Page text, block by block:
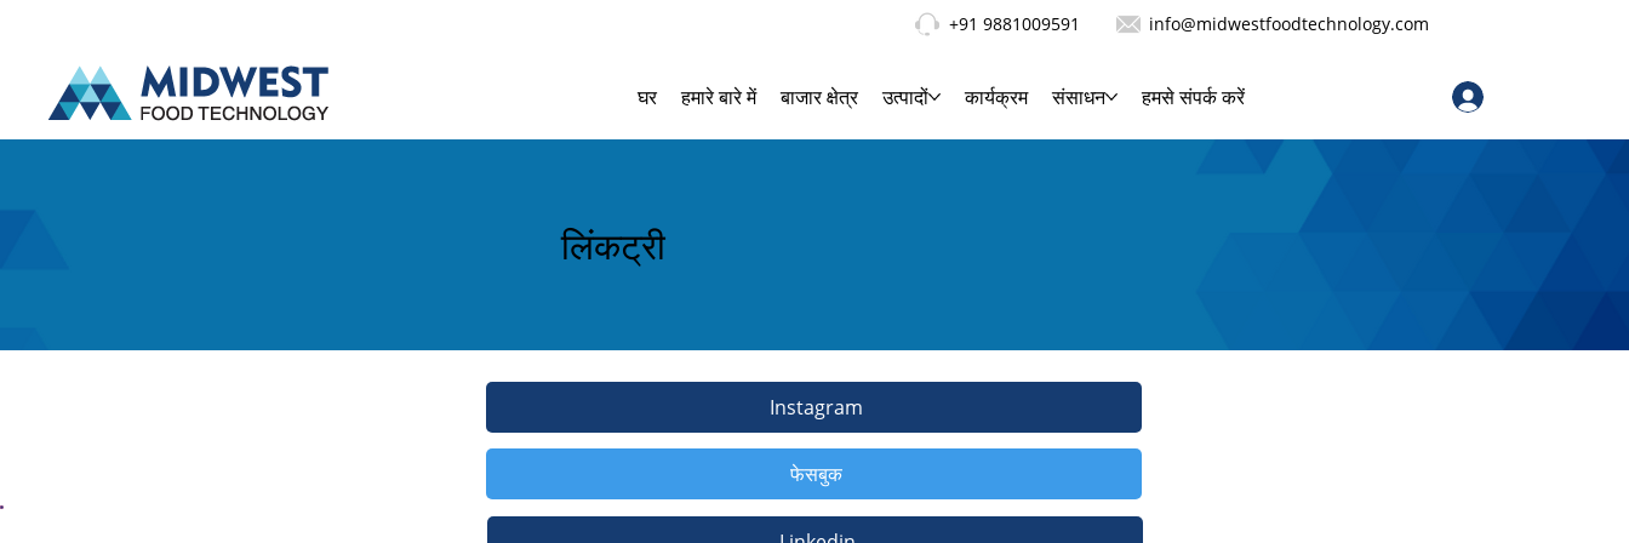
+91 9881009591 info@midwestfoodtechnology.com
घर हमारे बारे में बाजार क्षेत्र उत्पादों कार्यक्रम संसाधन हमसे संपर्क करें
लिंकट्री
Instagram
फेसबुक